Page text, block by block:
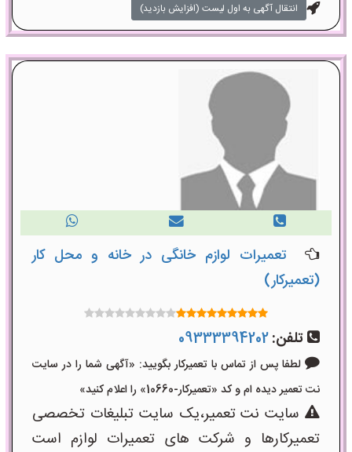
انتقال آگهی به اول لیست (افزایش بازدید)
تعمیرات لوازم خانگی در خانه و محل کار
(تعمیرکار)
تلفن:09333394202
لطفا پس از تماس با تعمیرکار بگویید: «آگهی شما را در سایت
نت تعمیر دیده ام و کد «تعمیرکار-10660» را اعلام کنید»
سایت نت تعمیر،یک سایت تبلیغات تخصصی
تعمیرکارها و شرکت های تعمیرات لوازم است